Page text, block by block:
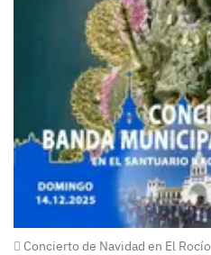
Concierto de Navidad en El Rocío